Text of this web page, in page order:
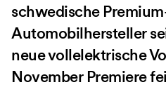
schwedische
Automobilhersteller
neue vollelektrische
November Premiere